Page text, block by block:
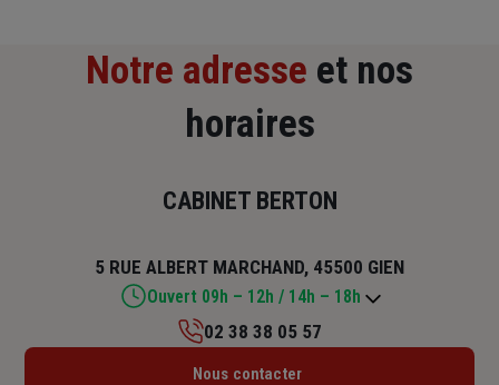
Notre adresse et nos
horaires
CABINET BERTON
5 RUE ALBERT MARCHAND, 45500 GIEN
Ouvert 09h – 12h / 14h – 18h
Lundi : Fermé
02 38 38 05 57
Nous contacter